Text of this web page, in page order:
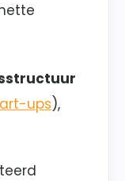
ups),